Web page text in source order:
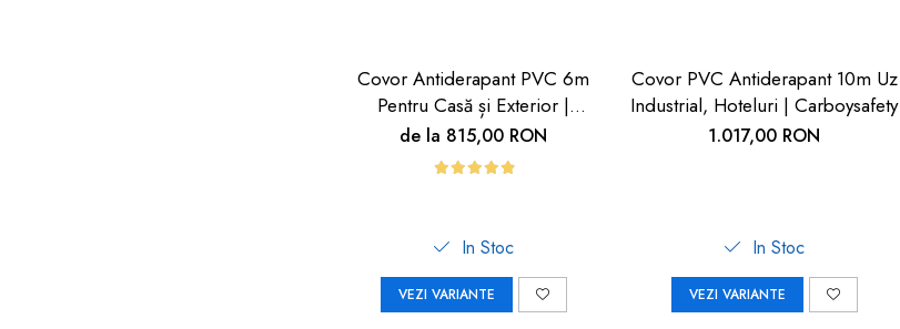
Covor Antiderapant PVC 6m
Pentru Casă și Exterior |
Carboysafety
de la 815,00 RON
In Stoc
VEZI VARIANTE
Covor PVC Antiderapant 10m Uz
Industrial, Hoteluri | Carboysafety
1.017,00 RON
In Stoc
VEZI VARIANTE